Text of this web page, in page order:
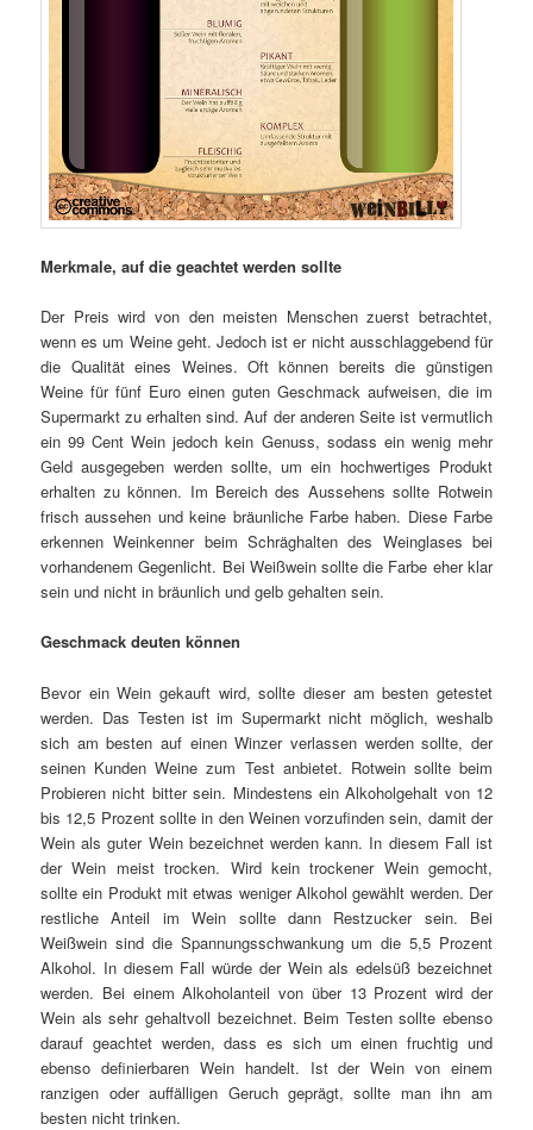
Merkmale, auf die geachtet werden sollte
Der Preis wird von den meisten Menschen zuerst betrachtet,
wenn es um Weine geht. Jedoch ist er nicht ausschlaggebend für
die Qualität eines Weines. Oft können bereits die günstigen
Weine für fünf Euro einen guten Geschmack aufweisen, die im
Supermarkt zu erhalten sind. Auf der anderen Seite ist vermutlich
ein 99 Cent Wein jedoch kein Genuss, sodass ein wenig mehr
Geld ausgegeben werden sollte, um ein hochwertiges Produkt
erhalten zu können. Im Bereich des Aussehens sollte Rotwein
frisch aussehen und keine bräunliche Farbe haben. Diese Farbe
erkennen Weinkenner beim Schräghalten des Weinglases bei
vorhandenem Gegenlicht. Bei Weißwein sollte die Farbe eher klar
sein und nicht in bräunlich und gelb gehalten sein.
Geschmack deuten können
Bevor ein Wein gekauft wird, sollte dieser am besten getestet
werden. Das Testen ist im Supermarkt nicht möglich, weshalb
sich am besten auf einen Winzer verlassen werden sollte, der
seinen Kunden Weine zum Test anbietet. Rotwein sollte beim
Probieren nicht bitter sein. Mindestens ein Alkoholgehalt von 12
bis 12,5 Prozent sollte in den Weinen vorzufinden sein, damit der
Wein als guter Wein bezeichnet werden kann. In diesem Fall ist
der Wein meist trocken. Wird kein trockener Wein gemocht,
sollte ein Produkt mit etwas weniger Alkohol gewählt werden. Der
restliche Anteil im Wein sollte dann Restzucker sein. Bei
Weißwein sind die Spannungsschwankung um die 5,5 Prozent
Alkohol. In diesem Fall würde der Wein als edelsüß bezeichnet
werden. Bei einem Alkoholanteil von über 13 Prozent wird der
Wein als sehr gehaltvoll bezeichnet. Beim Testen sollte ebenso
darauf geachtet werden, dass es sich um einen fruchtig und
ebenso definierbaren Wein handelt. Ist der Wein von einem
ranzigen oder auffälligen Geruch geprägt, sollte man ihn am
besten nicht trinken.